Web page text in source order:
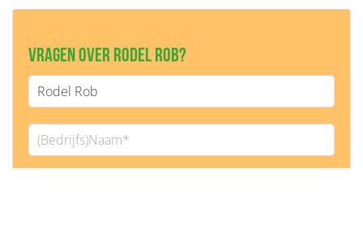
Vragen over Rodel Rob?